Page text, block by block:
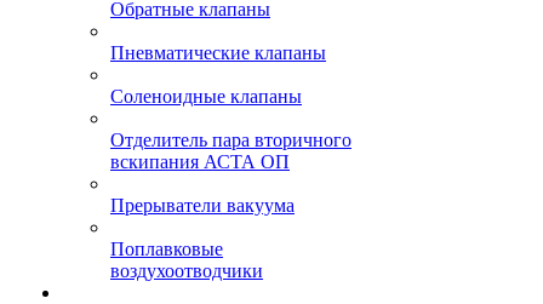
Обратные клапаны
Пневматические клапаны
Соленоидные клапаны
Отделитель пара вторичного
вскипания АСТА ОП
Прерыватели вакуума
Поплавковые
воздухоотводчики